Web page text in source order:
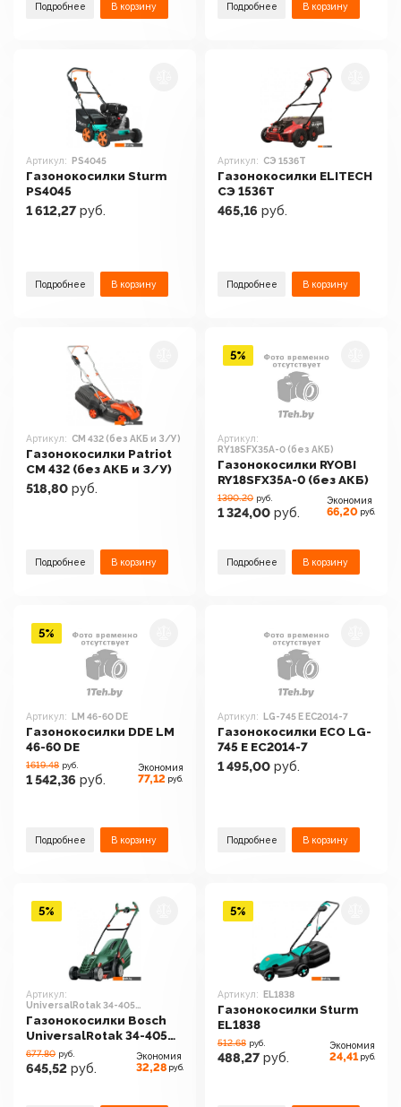
Подробнее В корзину Подробнее В корзину
Артикул: PS4045
Газонокосилки Sturm
PS4045
1 612,27 руб.
Подробнее В корзину
Артикул: СЭ 1536Т
Газонокосилки ELITECH
СЭ 1536Т
465,16 руб.
Подробнее В корзину
Артикул: CM 432 (без АКБ и З/У)
Газонокосилки Patriot
CM 432 (без АКБ и З/У)
518,80 руб.
Подробнее В корзину
Артикул:
RY18SFX35A-0 (без АКБ)
Газонокосилки RYOBI
RY18SFX35A-0 (без АКБ)
1390.20 руб.
1 324,00 руб.
Экономия
66,20 руб.
Подробнее В корзину
5%
Артикул: LM 46-60 DE
Газонокосилки DDE LM
46-60 DE
1619.48 руб.
1 542,36 руб.
Экономия
77,12 руб.
Подробнее В корзину
5%
Артикул: LG-745 E EC2014-7
Газонокосилки ECO LG-
745 E EC2014-7
1 495,00 руб.
Подробнее В корзину
Артикул:
UniversalRotak 34-405
06008A6401
Газонокосилки Bosch
UniversalRotak 34-405
06008A6401
677.80 руб.
645,52 руб.
Экономия
32,28 руб.
5%
Артикул: EL1838
Газонокосилки Sturm
EL1838
512.68 руб.
488,27 руб.
Экономия
24,41 руб.
5%